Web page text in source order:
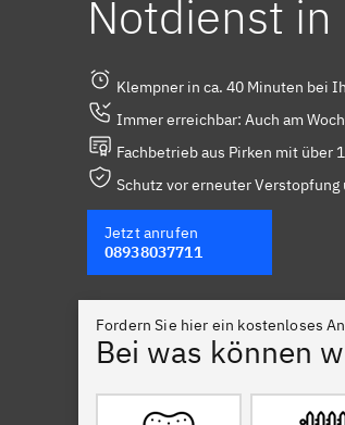
Notdienst in
Klempner in ca. 40 Minuten bei
Immer erreichbar: Auch am
Fachbetrieb aus Pirken mit über
Schutz vor erneuter Verstopfung
Jetzt anrufen
08938037711
Fordern Sie hier ein kostenloses
Bei was können